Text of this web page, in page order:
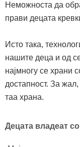
Неможноста да
прави децата
Исто така,
нашите деца и од
најмногу се храни
достапност. За
таа храна.
Децата владеат